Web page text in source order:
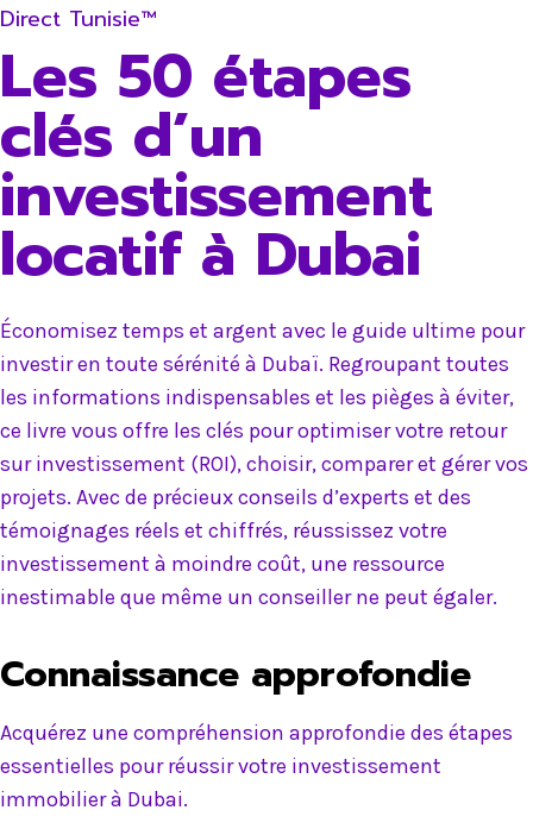
Direct Tunisie™
Les 50 étapes
clés d’un
investissement
locatif à Dubai
Économisez temps et argent avec le guide ultime pour
investir en toute sérénité à Dubaï. Regroupant toutes
les informations indispensables et les pièges à éviter,
ce livre vous offre les clés pour optimiser votre retour
sur investissement (ROI), choisir, comparer et gérer vos
projets. Avec de précieux conseils d’experts et des
témoignages réels et chiffrés, réussissez votre
investissement à moindre coût, une ressource
inestimable que même un conseiller ne peut égaler.
Connaissance approfondie
Acquérez une compréhension approfondie des étapes
essentielles pour réussir votre investissement
immobilier à Dubai.